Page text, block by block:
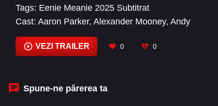
Tags: Eenie Meanie 2025 Subtitrat
Cast: Aaron Parker, Alexander Mooney, Andy
Grimm, Billy Wise, Brad Hirsch Bryant Carroll
Chelsey Crisp, Chris Bauer
VEZI TRAILER 0 0
Spune-ne părerea ta